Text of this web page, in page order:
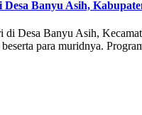
Banyu Asih,
Desa Banyu Asih,
para muridnya.